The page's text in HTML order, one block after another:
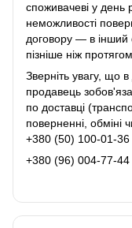
споживачеві у день
неможливості
договору ― в інший
пізніше ніж
Зверніть увагу, що
продавець
по доставці
поверненні, обміні
+380 (50) 100-01-36
+380 (96) 004-77-44